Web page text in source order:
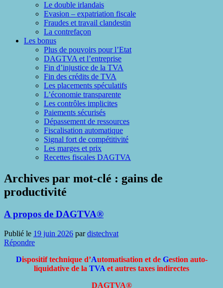
Le double irlandais
Evasion – expatriation fiscale
Fraudes et travail clandestin
La contrefaçon
Les bonus
Plus de pouvoirs pour l’Etat
DAGTVA et l’entreprise
Fin d’injustice de la TVA
Fin des crédits de TVA
Les placements spéculatifs
L’économie transparente
Les contrôles implicites
Paiements sécurisés
Dépassement de ressources
Fiscalisation automatique
Signal fort de compétitivité
Les marges et prix
Recettes fiscales DAGTVA
Archives par mot-clé : gains de
productivité
A propos de DAGTVA®
Publié le 19 juin 2026 pardistechvat
Répondre
Dispositif technique d’Automatisation et de Gestion auto-
liquidative de la TVA et autres taxes indirectes
DAGTVA®